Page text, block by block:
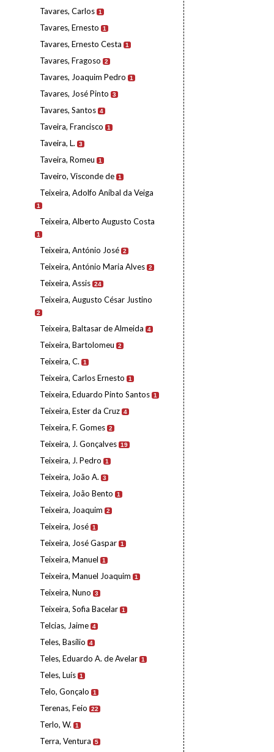
Tavares, Carlos 1
Tavares, Ernesto 1
Tavares, Ernesto Cesta 1
Tavares, Fragoso 2
Tavares, Joaquim Pedro 1
Tavares, José Pinto 3
Tavares, Santos 4
Taveira, Francisco 1
Taveira, L. 3
Taveira, Romeu 1
Taveiro, Visconde de 1
Teixeira, Adolfo Aníbal da Veiga
1
Teixeira, Alberto Augusto Costa
1
Teixeira, António José 2
Teixeira, António Maria Alves 2
Teixeira, Assis 24
Teixeira, Augusto César Justino
2
Teixeira, Baltasar de Almeida 4
Teixeira, Bartolomeu 2
Teixeira, C. 1
Teixeira, Carlos Ernesto 1
Teixeira, Eduardo Pinto Santos 1
Teixeira, Ester da Cruz 4
Teixeira, F. Gomes 2
Teixeira, J. Gonçalves 19
Teixeira, J. Pedro 1
Teixeira, João A. 3
Teixeira, João Bento 1
Teixeira, Joaquim 2
Teixeira, José 1
Teixeira, José Gaspar 1
Teixeira, Manuel 1
Teixeira, Manuel Joaquim 1
Teixeira, Nuno 3
Teixeira, Sofia Bacelar 1
Telcias, Jaime 4
Teles, Basílio 4
Teles, Eduardo A. de Avelar 1
Teles, Luís 1
Telo, Gonçalo 1
Terenas, Feio 22
Terlo, W. 1
Terra, Ventura 5